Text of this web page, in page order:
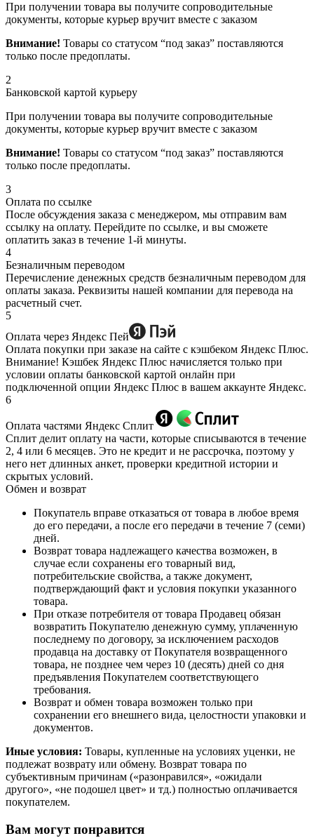
При получении товара вы получите сопроводительные
документы, которые курьер вручит вместе с заказом
Внимание! Товары со статусом “под заказ” поставляются
только после предоплаты.
2
Банковской картой курьеру
При получении товара вы получите сопроводительные
документы, которые курьер вручит вместе с заказом
Внимание! Товары со статусом “под заказ” поставляются
только после предоплаты.
3
Оплата по ссылке
После обсуждения заказа с менеджером, мы отправим вам
ссылку на оплату. Перейдите по ссылке, и вы сможете
оплатить заказ в течение 1-й минуты.
4
Безналичным переводом
Перечисление денежных средств безналичным переводом для
оплаты заказа. Реквизиты нашей компании для перевода на
расчетный счет.
5
Оплата через Яндекс Пей
Оплата покупки при заказе на сайте с кэшбеком Яндекс Плюс.
Внимание! Кэшбек Яндекс Плюс начисляется только при
условии оплаты банковской картой онлайн при
подключенной опции Яндекс Плюс в вашем аккаунте Яндекс.
6
Оплата частями Яндекс Сплит
Сплит делит оплату на части, которые списываются в течение
2, 4 или 6 месяцев. Это не кредит и не рассрочка, поэтому у
него нет длинных анкет, проверки кредитной истории и
скрытых условий.
Обмен и возврат
Покупатель вправе отказаться от товара в любое время
до его передачи, а после его передачи в течение 7 (семи)
дней.
Возврат товара надлежащего качества возможен, в
случае если сохранены его товарный вид,
потребительские свойства, а также документ,
подтверждающий факт и условия покупки указанного
товара.
При отказе потребителя от товара Продавец обязан
возвратить Покупателю денежную сумму, уплаченную
последнему по договору, за исключением расходов
продавца на доставку от Покупателя возвращенного
товара, не позднее чем через 10 (десять) дней со дня
предъявления Покупателем соответствующего
требования.
Возврат и обмен товара возможен только при
сохранении его внешнего вида, целостности упаковки и
документов.
Иные условия: Товары, купленные на условиях уценки, не
подлежат возврату или обмену. Возврат товара по
субъективным причинам («разонравился», «ожидали
другого», «не подошел цвет» и тд.) полностью оплачивается
покупателем.
Вам могут понравится